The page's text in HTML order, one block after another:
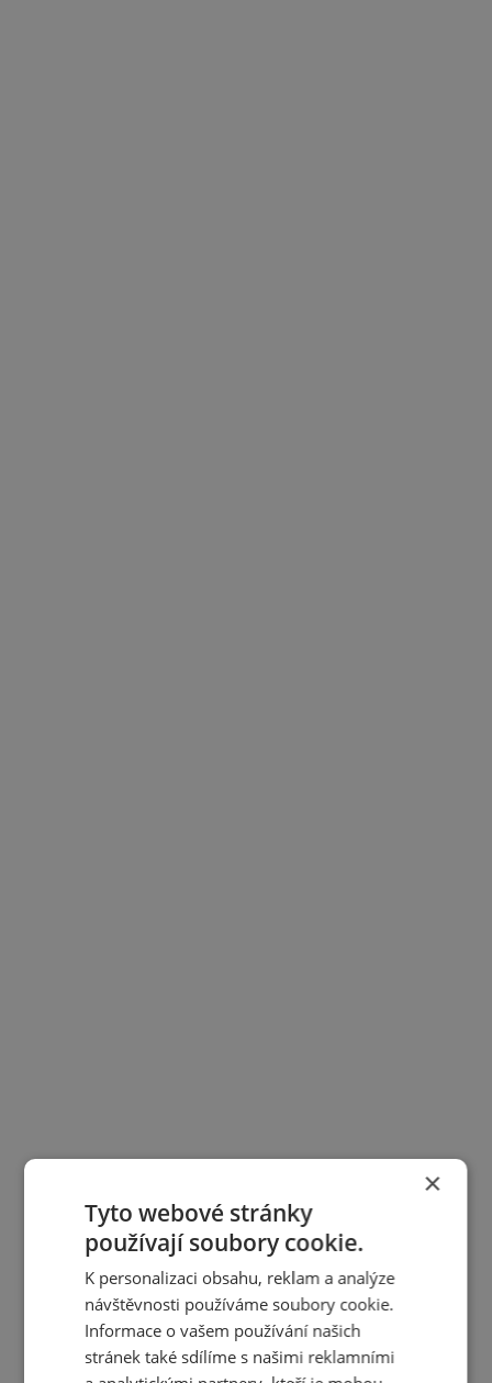
×
Tyto webové stránky
používají soubory cookie.
K personalizaci obsahu, reklam a analýze
návštěvnosti používáme soubory cookie.
Informace o vašem používání našich
stránek také sdílíme s našimi reklamními